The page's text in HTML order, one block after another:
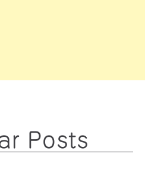
Posts